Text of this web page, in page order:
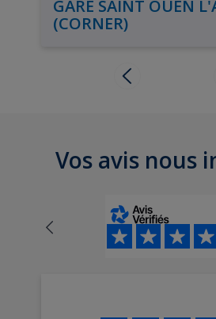
GARE SAINT OUEN
(CORNER)
Vos avis nous